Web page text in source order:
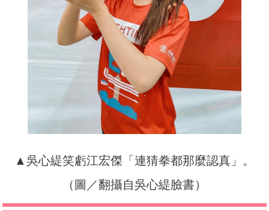
▲吳心緹笑虧江宏傑「連猜拳都那麼認真」。
（圖／翻攝自吳心緹臉書）